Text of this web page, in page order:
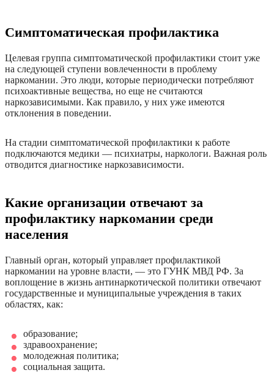
Симптоматическая профилактика
Целевая группа симптоматической профилактики стоит уже
на следующей ступени вовлеченности в проблему
наркомании. Это люди, которые периодически потребляют
психоактивные вещества, но еще не считаются
наркозависимыми. Как правило, у них уже имеются
отклонения в поведении.
На стадии симптоматической профилактики к работе
подключаются медики — психиатры, наркологи. Важная роль
отводится диагностике наркозависимости.
Какие организации отвечают за
профилактику наркомании среди
населения
Главный орган, который управляет профилактикой
наркомании на уровне власти, — это ГУНК МВД РФ. За
воплощение в жизнь антинаркотической политики отвечают
государственные и муниципальные учреждения в таких
областях, как:
образование;
здравоохранение;
молодежная политика;
социальная защита.